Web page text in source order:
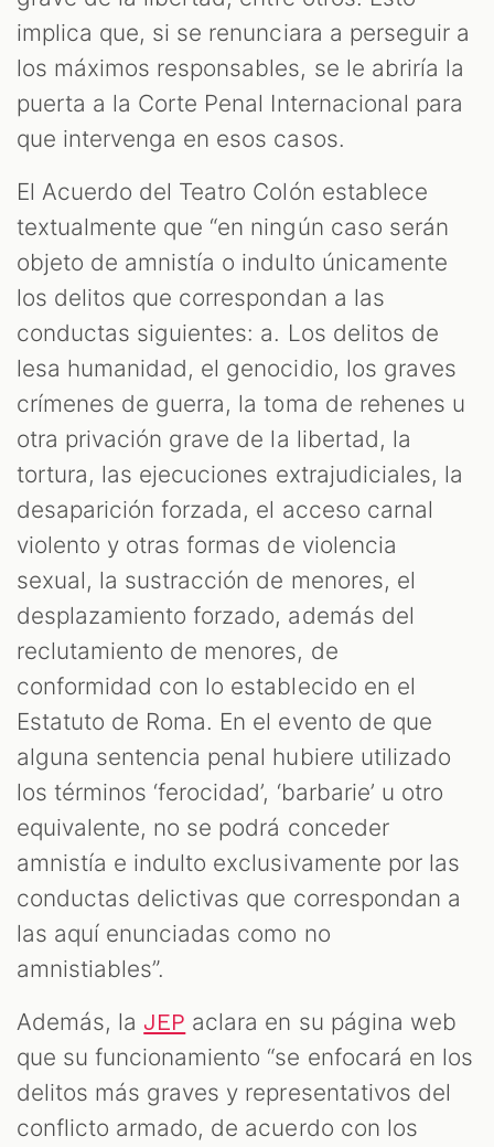
implica que, si se renunciara a perseguir a
los máximos responsables, se le abriría la
puerta a la Corte Penal Internacional para
que intervenga en esos casos.
El Acuerdo del Teatro Colón establece
textualmente que “en ningún caso serán
objeto de amnistía o indulto únicamente
los delitos que correspondan a las
conductas siguientes: a. Los delitos de
lesa humanidad, el genocidio, los graves
crímenes de guerra, la toma de rehenes u
otra privación grave de la libertad, la
tortura, las ejecuciones extrajudiciales, la
desaparición forzada, el acceso carnal
violento y otras formas de violencia
sexual, la sustracción de menores, el
desplazamiento forzado, además del
reclutamiento de menores, de
conformidad con lo establecido en el
Estatuto de Roma. En el evento de que
alguna sentencia penal hubiere utilizado
los términos ‘ferocidad’, ‘barbarie’ u otro
equivalente, no se podrá conceder
amnistía e indulto exclusivamente por las
conductas delictivas que correspondan a
las aquí enunciadas como no
amnistiables”.
Además, la JEP aclara en su página web
que su funcionamiento “se enfocará en los
delitos más graves y representativos del
conflicto armado, de acuerdo con los